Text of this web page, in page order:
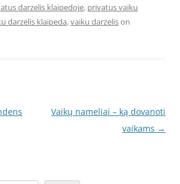
darzelis klaipedoje, privatus vaiku
darzelis klaipeda,vaiku darzelison
Vaikų nameliai – ką dovanoti
vaikams →